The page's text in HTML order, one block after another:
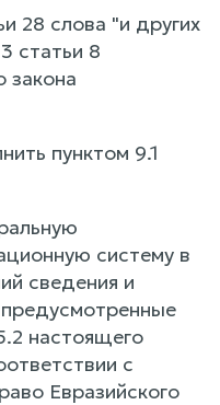
28 слова "и других
статьи 8
закона
пунктом 9.1
систему в
сведения и
настоящего
с
Евразийского